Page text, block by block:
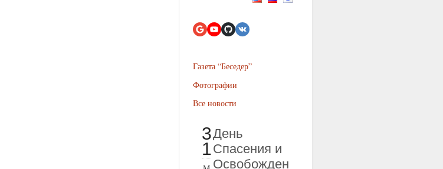
Газета “Беседер”
Фотографии
Все новости
3
1
День
Спасения и
Освобожден